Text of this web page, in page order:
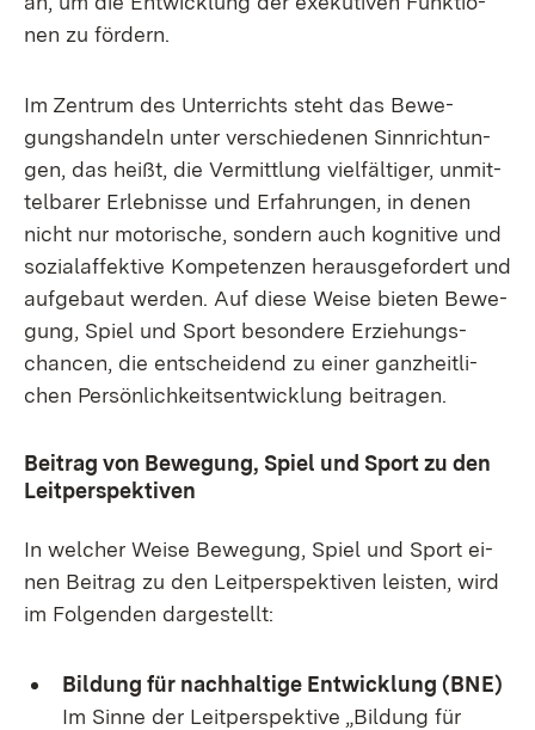
nen zu för­dern.
Im Zen­trum des Un­ter­richts steht das Be­we­
gungs­han­deln un­ter ver­schie­de­nen Sinn­rich­tun­
gen, das heißt, die Ver­mitt­lung viel­fäl­ti­ger, un­mit­
tel­ba­rer Er­leb­nis­se und Er­fah­run­gen, in de­nen
nicht nur mo­to­ri­sche, son­dern auch ko­gni­ti­ve und
so­zi­al­af­fek­ti­ve Kom­pe­ten­zen her­aus­ge­for­dert und
auf­ge­baut wer­den. Auf die­se Wei­se bie­ten Be­we­
gung, Spiel und Sport be­son­de­re Er­zie­hungs­
chan­cen, die ent­schei­dend zu ei­ner ganz­heit­li­
chen Per­sön­lich­keits­ent­wick­lung bei­tra­gen.
Bei­trag von Be­we­gung, Spiel und Sport zu den
Leit­per­spek­ti­ven
In wel­cher Wei­se Be­we­gung, Spiel und Sport ei­
nen Bei­trag zu den Leit­per­spek­ti­ven leis­ten, wird
im Fol­gen­den dar­ge­stellt:
Bil­dung für nach­hal­ti­ge Ent­wick­lung (BNE)
Im Sin­ne der Leit­per­spek­ti­ve „Bil­dung für